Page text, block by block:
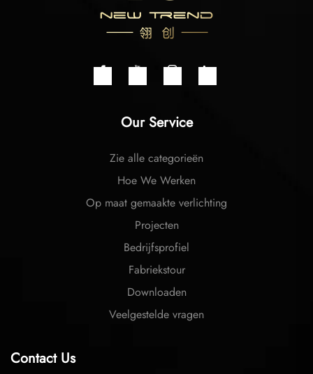
Our Service
Zie alle categorieën
Hoe We Werken
Op maat gemaakte verlichting
Projecten
Bedrijfsprofiel
Fabriekstour
Downloaden
Veelgestelde vragen
Contact Us